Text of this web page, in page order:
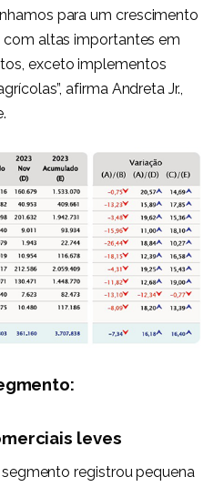
para um crescimento
com altas importantes em
exceto implementos
afirma Andreta Jr.,
leves
segmento registrou pequena